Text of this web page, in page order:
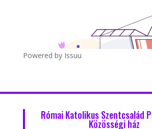
Powered by Issuu
Római Katolikus Szentcsalád
Közösségi ház